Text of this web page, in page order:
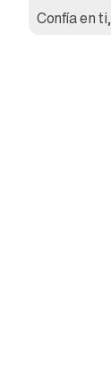
Confía en